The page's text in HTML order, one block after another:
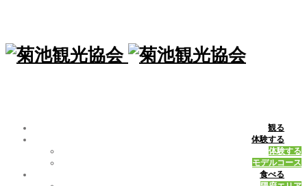
観る
体験する
体験する
モデルコース
食べる